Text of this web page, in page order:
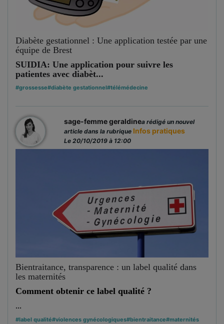
Diabète gestationnel : Une application testée par une
équipe de Brest
SUIDIA: Une application pour suivre les
patientes avec diabèt...
#grossesse#diabète gestationnel#télémédecine
sage-femme geraldinea rédigé un nouvel
article dans la rubrique Infos pratiques
Le 20/10/2019 à 12:00
Bientraitance, transparence : un label qualité dans
les maternités
Comment obtenir ce label qualité ?
...
#label qualité#violences gynécologiques#bientraitance#maternités